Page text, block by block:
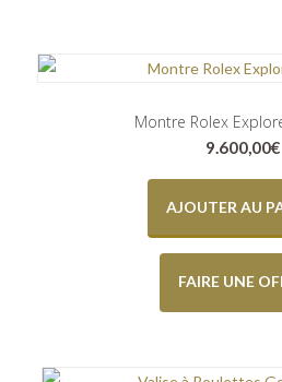
Montre Rolex
9.600,00€
AJOUTER AU
FAIRE UNE